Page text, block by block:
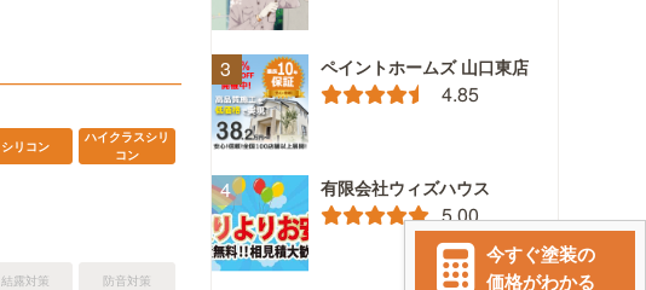
シリコン
ハイクラスシリ
コン
結露対策 防音対策
ペイントホームズ 山口東店
4.85
有限会社ウィズハウス
5.00